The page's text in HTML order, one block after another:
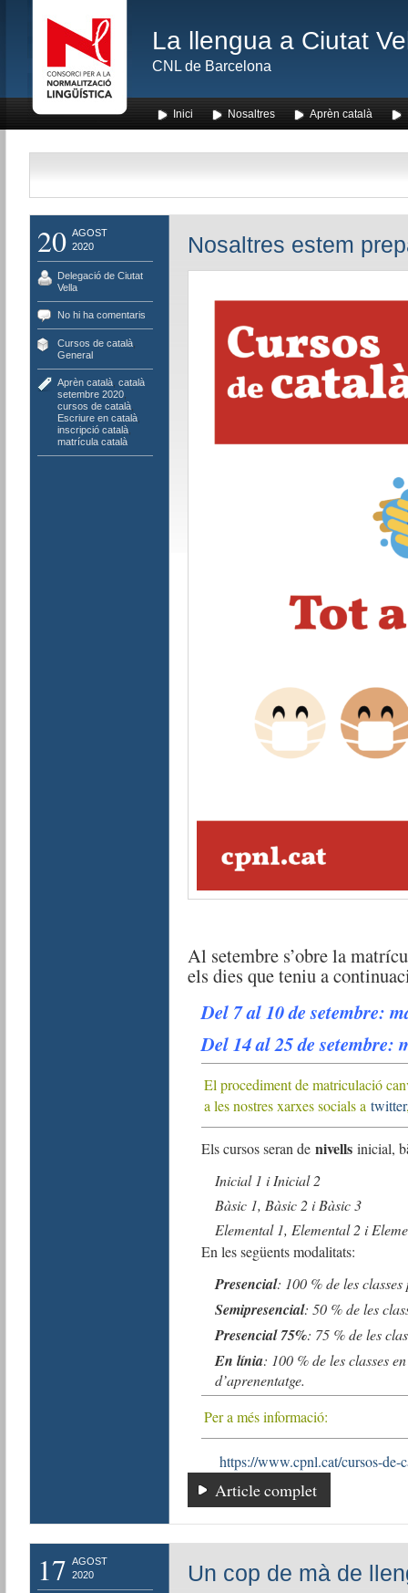
La llengua a Ciutat
CNL de Barcelona
Inici Nosaltres Aprèn català
20 AGOST
2020
Delegació de Ciutat
Vella
No hi ha comentaris
Cursos de català,
General
Aprèn català, català
setembre 2020,
cursos de català,
Escriure en català,
inscripció català,
matrícula català
Nosaltres estem
Al setembre s’obre la
els dies que teniu a
Del 7 al 10 de setembre:
Del 14 al 25 de setembre:
El procediment de matriculació
a les nostres xarxes socials a twitter
Els cursos seran de nivellsinicial,
Inicial 1 i Inicial 2
Bàsic 1, Bàsic 2 i Bàsic 3
Elemental 1, Elemental 2 i
En les següents modalitats:
Presencial: 100 % de les classes
Semipresencial: 50 % de les
Presencial 75%: 75 % de les
En línia: 100 % de les classes
d’aprenentatge.
Per a més informació:
https://www.cpnl.cat/cursos-de-
Article complet
17 AGOST
2020
Un cop de mà de